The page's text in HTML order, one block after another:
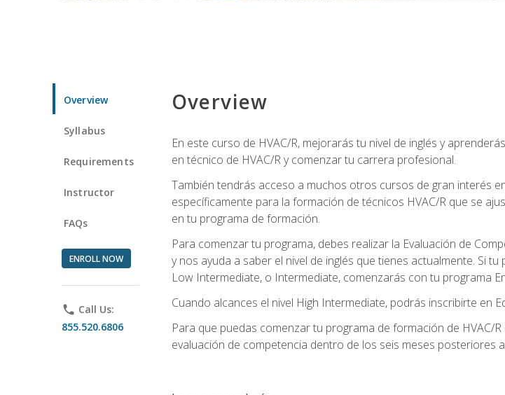
Overview
Syllabus
Requirements
Instructor
FAQs
ENROLL NOW
phone Call Us:
855.520.6806
Overview
En este curso de HVAC/R, mejorarás tu nivel de inglés y
en técnico de HVAC/R y comenzar tu carrera profesional.
También tendrás acceso a muchos otros cursos de gran interés
específicamente para la formación de técnicos HVAC/R que se
en tu programa de formación.
Para comenzar tu programa, debes realizar la Evaluación de
y nos ayuda a saber el nivel de inglés que tienes actualmente. Si
Low Intermediate, o Intermediate, comenzarás con tu programa
Cuando alcances el nivel High Intermediate, podrás inscribirte en
Para que puedas comenzar tu programa de formación de HVAC/
evaluación de competencia dentro de los seis meses posteriores